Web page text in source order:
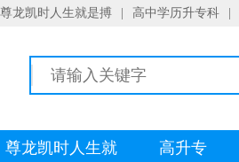
尊龙凯时人生就是搏 高中学历升专科
尊龙凯时人生就
高升专